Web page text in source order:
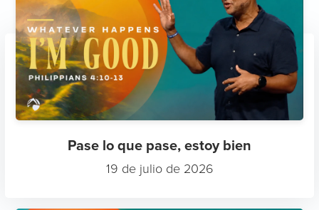
Pase lo que pase, estoy bien
19 de julio de 2026